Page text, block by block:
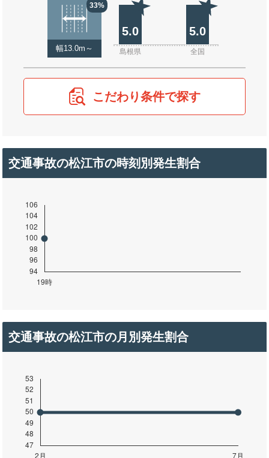
33%
幅13.0m～
5.0 5.0
島根県 全国
こだわり条件で探す
交通事故の松江市の時刻別発生割合
交通事故の松江市の月別発生割合